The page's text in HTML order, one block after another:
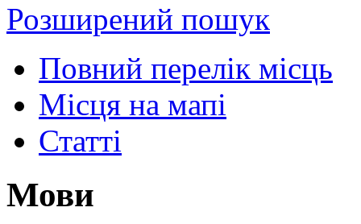
Розширений пошук
Повний перелік місць
Місця на мапі
Статті
Мови